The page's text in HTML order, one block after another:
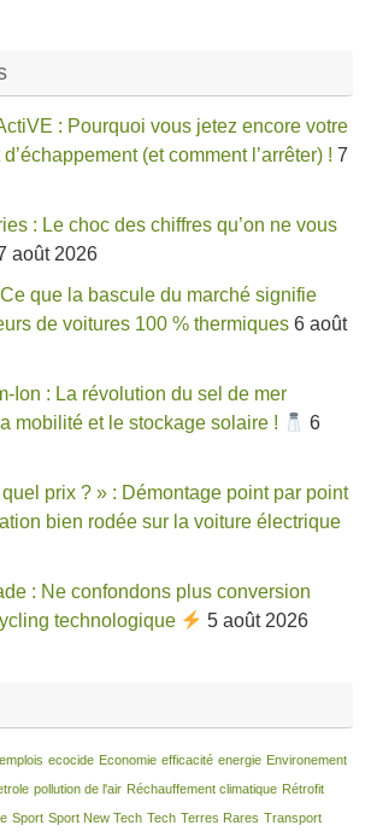
: Pourquoi vous jetez encore votre
(et comment l’arrêter) ! 7
: Le choc des chiffres qu’on ne vous
août 2026
que la bascule du marché signifie
de voitures 100 % thermiques 6 août
Ion : La révolution du sel de mer
mobilité et le stockage solaire !
6
prix ? » : Démontage point par point
bien rodée sur la voiture électrique
: Ne confondons plus conversion
technologique
5 août 2026
ecocide Economie efficacité energie Environement
pollution de l'air Réchauffement climatique Rétrofit
Sport Sport New Tech Tech Terres Rares Transport